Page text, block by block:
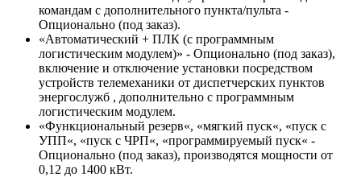
командам с дополнительного пункта/пульта -
Опционально (под заказ).
«Автоматический + ПЛК (с программным
логистическим модулем)» - Опционально (под заказ),
включение и отключение установки посредством
устройств телемеханики от диспетчерских пунктов
энергослужб , дополнительно с программным
логистическим модулем.
«Функциональный резерв«, «мягкий пуск«, «пуск с
УПП«, «пуск с ЧРП«, «программируемый пуск« -
Опционально (под заказ), производятся мощности от
0,12 до 1400 кВт.